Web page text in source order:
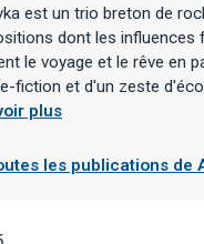
est un trio breton de
dont les influences
le voyage et le rêve en
fiction et d'un zeste
plus
les publications de